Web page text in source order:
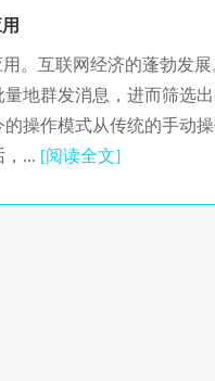
互联网经济的蓬勃发展
地群发消息，进而筛选
操作模式从传统的手动
... [阅读全文]